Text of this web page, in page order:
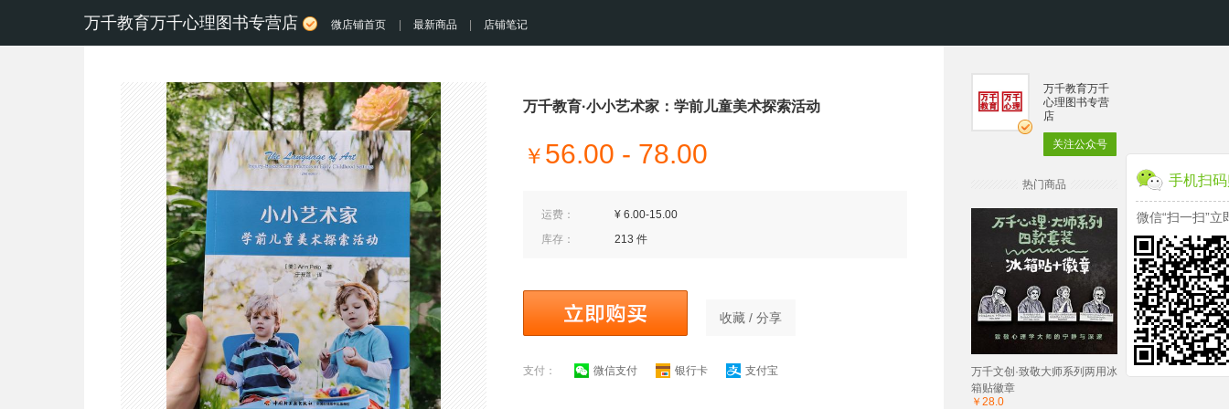
万千教育万千心理图书专营店 微店铺首页 最新商品 店铺笔记
万千教育·小小艺术家：学前儿童美术探索活动
￥ 56.00 - 78.00
运费：
¥ 6.00-15.00
库存：
213 件
收藏 / 分享
支付： 微信支付 银行卡 支付宝
万千教育万千
心理图书专营
店
关注公众号
热门商品
万千文创·致敬大师系列两用冰
箱贴徽章
￥28.0
手机扫
微信“扫一扫”立